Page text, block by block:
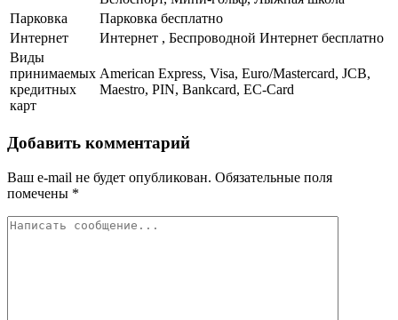
Парковка
Парковка бесплатно
Интернет
Интернет , Беспроводной Интернет бесплатно
Виды
принимаемых
кредитных
карт
American Express, Visa, Euro/Mastercard, JCB,
Maestro, PIN, Bankcard, EC-Card
Добавить комментарий
Ваш e-mail не будет опубликован. Обязательные поля
помечены *